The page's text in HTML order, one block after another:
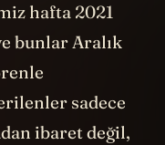
hafta 2021
bunlar Aralık
sadece
ibaret değil,